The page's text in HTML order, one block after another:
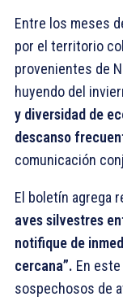
Entre los meses
por el territorio
provenientes de
huyendo del
y diversidad de
descanso
comunicación
El boletín agrega
aves silvestres
notifique de
cercana”. En
sospechosos de